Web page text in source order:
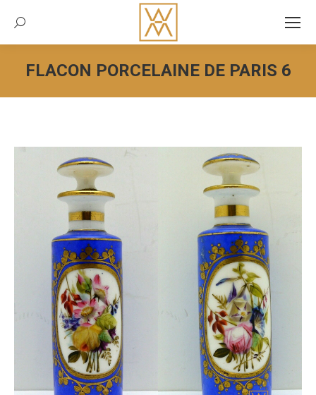
Recherche:
FLACON PORCELAINE DE PARIS 6
Vous êtes ici :